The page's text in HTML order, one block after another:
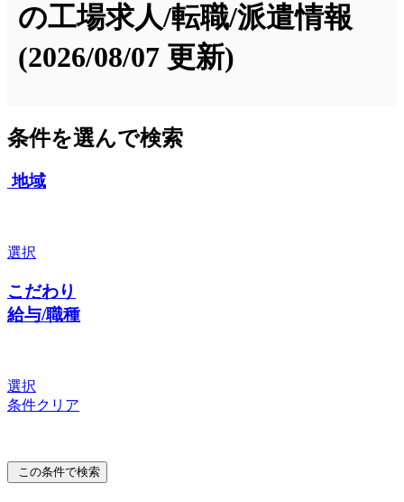
の工場求人/転職/派遣情報
(2026/08/07 更新)
条件を選んで検索
地域
選択
こだわり
給与/職種
選択
条件クリア
この条件で検索